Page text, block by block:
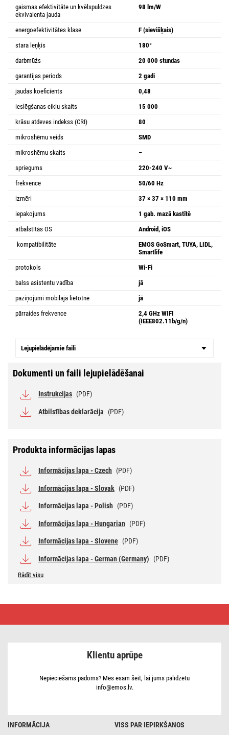
gaismas efektivitāte un kvēlspuldzes
ekvivalenta jauda
98 lm/W
energoefektivitātes klase
F (sievišķais)
stara leņķis
180°
darbmūžs
20 000 stundas
garantijas periods
2 gadi
jaudas koeficients
0,48
ieslēgšanas ciklu skaits
15 000
krāsu atdeves indekss (CRI)
80
mikroshēmu veids
SMD
mikroshēmu skaits
–
spriegums
220-240 V~
frekvence
50/60 Hz
izmēri
37 × 37 × 110 mm
iepakojums
1 gab. mazā kastītē
atbalstītās OS
Android, iOS
kompatibilitāte
EMOS GoSmart, TUYA, LIDL,
Smartlife
protokols
Wi-Fi
balss asistentu vadība
jā
paziņojumi mobilajā lietotnē
jā
pārraides frekvence
2,4 GHz WIFI
(IEEE802.11b/g/n)
Lejupielādējamie faili
Dokumenti un faili lejupielādēšanai
Instrukcijas (PDF)
Atbilstības deklarācija (PDF)
Produkta informācijas lapas
Informācijas lapa - Czech (PDF)
Informācijas lapa - Slovak (PDF)
Informācijas lapa - Polish (PDF)
Informācijas lapa - Hungarian (PDF)
Informācijas lapa - Slovene (PDF)
Informācijas lapa - German (Germany) (PDF)
Rādīt visu
RGBINFORMĀCIJA VISS PAR IEPIRKŠANOS
Klientu aprūpe
Nepieciešams padoms? Mēs esam šeit, lai jums palīdzētu
info@emos.lv.